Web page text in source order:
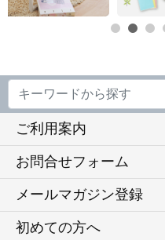
ご利用案内
お問合せフォーム
メールマガジン登録
初めての方へ